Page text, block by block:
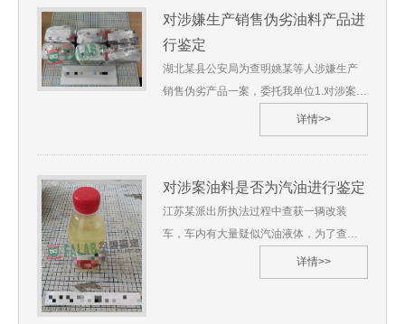
对涉嫌生产销售伪劣油料产品进
行鉴定
湖北某县公安局为查明姚某等人涉嫌生产
销售伪劣产品一案，委托我单位1.对涉案油
料是不是柴油，若是柴油，则对其牌号进
行鉴定；2.对涉案油料是否符合相关标准进
行鉴定，我单位受理了此鉴定。 苏华碧
[2024]质鉴字第***号 1.委托单位：湖北某
县公安局2.委托鉴定事项：对涉嫌生产销售
伪劣油料产品进行鉴定3.委托日期：2024
年1月 4.鉴定材料： （1）样品清单 （2）
详情>>
对涉案油料是否为汽油进行鉴定
江苏某派出所执法过程中查获一辆改装
车，车内有大量疑似汽油液体，为了查证
是否存在走私、偷运等非法行为，该派出
所委托我单位对前述委托事项进行鉴定，
详情>>